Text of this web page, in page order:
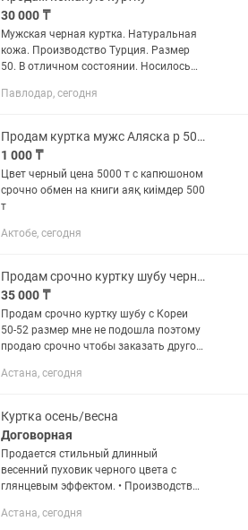
30 000 ₸
Мужская черная куртка. Натуральная
кожа. Производство Турция. Размер
50. В отличном состоянии. Носилось
Павлодар, сегодня
Продам куртка мужс Аляска р 50 он Сельмаш ул Балмуханова 16
1 000 ₸
Цвет черный цена 5000 т с капюшоном
срочно обмен на книги аяқ киімдер 500
т
Актобе, сегодня
Продам срочно куртку шубу черного цвета
35 000 ₸
Продам срочно куртку шубу с Кореи
50-52 размер мне не подошла поэтому
продаю срочно чтобы заказать другое
Астана, сегодня
Куртка осень/весна
Договорная
Продается стильный длинный
весенний пуховик черного цвета с
глянцевым эффектом. • Производство
комфортный — отлично подходит для
Астана, сегодня